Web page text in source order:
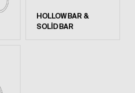
HOLLOW BAR &
SOLİD BAR